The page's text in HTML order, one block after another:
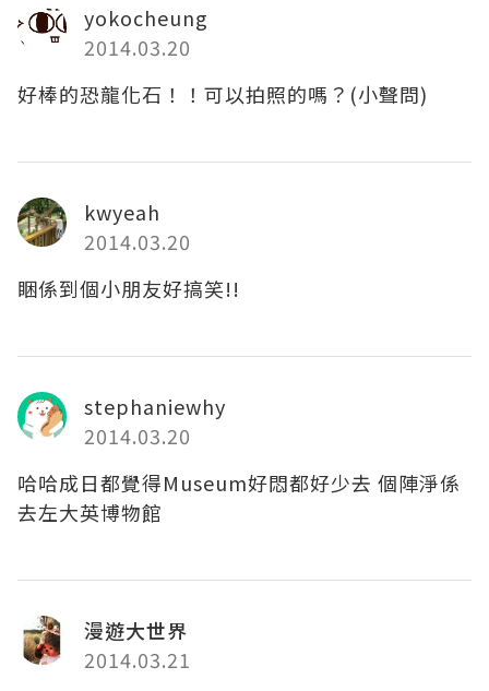
yokocheung
2014.03.20
好棒的恐龍化石！！可以拍照的嗎？(小聲問)
kwyeah
2014.03.20
睏係到個小朋友好搞笑!!
stephaniewhy
2014.03.20
哈哈成日都覺得Museum好悶都好少去 個陣淨係
去左大英博物館
漫遊大世界
2014.03.21